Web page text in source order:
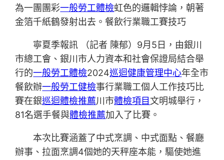
為一團團彩一般勞工體檢虹色的邏輯悖論，朝著
金箔千紙鶴發射出去。餐飲行業職工賽技巧
寧夏季報訊 （記者 陳郁）9月5日，由銀川
市總工會、銀川市人力資本和社會保證局結合舉
行的一般勞工體檢2024巡迴健康管理中心年全市
餐飲辦一般勞工健檢事行業職工個人工作技巧比
賽在銀巡迴體檢推薦川市體檢項目 文明城舉行，
81名選手餐與體檢推薦加入了比賽。
本次比賽涵蓋了中式烹調、中式面點、餐廳
辦事、拉面烹調4個她的天秤座本能，驅使她進